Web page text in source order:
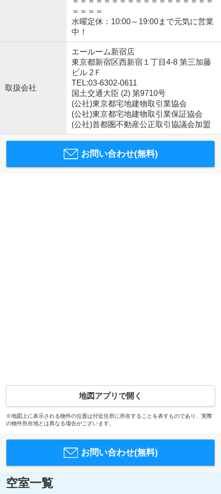
＝＝＝＝
水曜定休：10:00～19:00まで元気に営業
中！
取扱会社
エールーム新宿店
東京都新宿区西新宿１丁目4-8 第三加藤
ビル 2Ｆ
TEL:03-6302-0611
国土交通大臣 (2) 第9710号
(公社)東京都宅地建物取引業協会
(公社)東京都宅地建物取引業保証協会
(公社)首都圏不動産公正取引協議会加盟
お問い合わせ(無料)
地図アプリで開く
※地図上に表示される物件の位置は付近住所に所在することを表すものであり、実際
の物件所在地とは異なる場合がございます。
お問い合わせ(無料)
空室一覧